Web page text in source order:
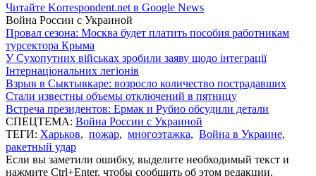
Читайте Korrespondent.net в Google News
Война России с Украиной
Провал сезона: Москва будет платить пособия работникам
турсектора Крыма
У Сухопутних військах зробили заяву щодо інтеграції
Інтернаціональних легіонів
Взрыв в Сыктывкаре: возросло количество пострадавших
Стали известны объемы отключений в пятницу
Встреча президентов: Ермак и Рубио обсудили детали
СПЕЦТЕМА: Война России с Украиной
ТЕГИ: Харьков, пожар, многоэтажка, Война в Украине,
ракетный удар
Если вы заметили ошибку, выделите необходимый текст и
нажмите Ctrl+Enter, чтобы сообщить об этом редакции.